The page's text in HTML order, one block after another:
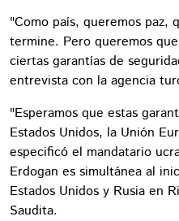
"Como país, queremos paz,
termine. Pero queremos
ciertas garantías de
entrevista con la agencia
"Esperamos que estas
Estados Unidos, la Unión
especificó el mandatario
Erdogan es simultánea al
Estados Unidos y Rusia en
Saudita.